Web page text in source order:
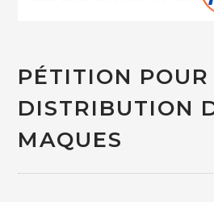
PÉTITION
DISTRIBUTION
MAQUES